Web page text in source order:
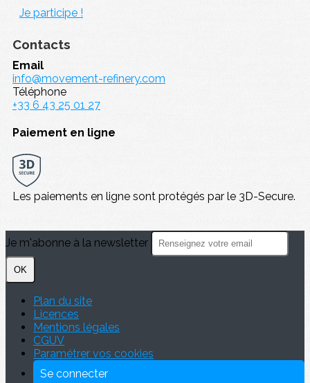
Je participe !
Contacts
Email
info@movement-refinery.com
Téléphone
+33 6 43 25 01 27
Paiement en ligne
Les paiements en ligne sont protégés par le 3D-Secure.
Je m'abonne à la newsletter
OK
Plan du site
Licences
Mentions légales
CGUV
Paramétrer vos cookies
Se connecter